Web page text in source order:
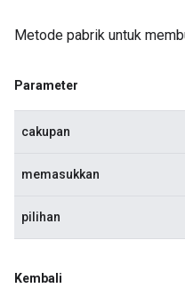
Metode pabrik untuk
Parameter
cakupan
memasukkan
pilihan
Kembali